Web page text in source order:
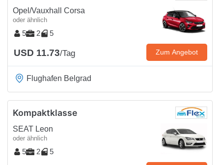
Opel/Vauxhall Corsa
oder ähnlich
5 2 5
USD 11.73/Tag Zum Angebot
Flughafen Belgrad
Kompaktklasse
SEAT Leon
oder ähnlich
5 2 5